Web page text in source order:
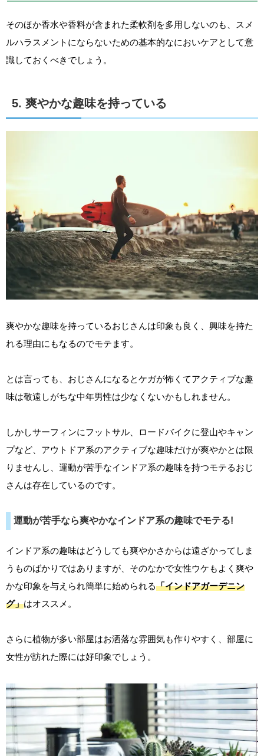
そのほか香水や香料が含まれた柔軟剤を多用しないのも、スメ
ルハラスメントにならないための基本的なにおいケアとして意
識しておくべきでしょう。
5. 爽やかな趣味を持っている
爽やかな趣味を持っているおじさんは印象も良く、興味を持た
れる理由にもなるのでモテます。
とは言っても、おじさんになるとケガが怖くてアクティブな趣
味は敬遠しがちな中年男性は少なくないかもしれません。
しかしサーフィンにフットサル、ロードバイクに登山やキャン
プなど、アウトドア系のアクティブな趣味だけが爽やかとは限
りませんし、運動が苦手なインドア系の趣味を持つモテるおじ
さんは存在しているのです。
運動が苦手なら爽やかなインドア系の趣味でモテる!
インドア系の趣味はどうしても爽やかさからは遠ざかってしま
うものばかりではありますが、そのなかで女性ウケもよく爽や
かな印象を与えられ簡単に始められる「インドアガーデニン
グ」はオススメ。
さらに植物が多い部屋はお洒落な雰囲気も作りやすく、部屋に
女性が訪れた際には好印象でしょう。